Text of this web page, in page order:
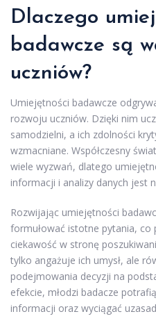
Dlaczego
badawcze są
uczniów?
Umiejętności badawcze
rozwoju uczniów. Dzięki nim
samodzielni, a ich zdolności
wzmacniane. Współczesny
wiele wyzwań, dlatego
informacji i analizy danych jest
Rozwijając umiejętności
formułować istotne pytania,
ciekawość w stronę
tylko angażuje ich umysł, ale
podejmowania decyzji na
efekcie, młodzi badacze
informacji oraz wyciągać